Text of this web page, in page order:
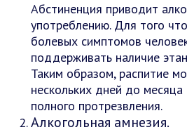
Абстиненция приводит
употреблению. Для того
болевых симптомов
поддерживать наличие
Таким образом, распитие
нескольких дней до
полного протрезвления.
Алкогольная амнезия.